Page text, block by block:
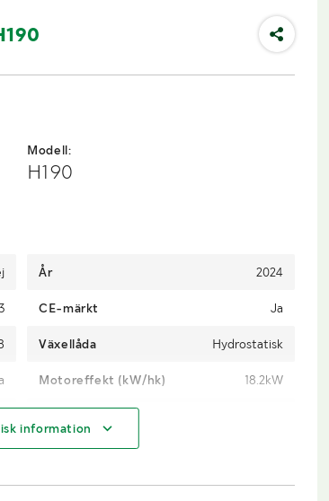
Modell:
H190
År 2024
CE-märkt Ja
Växellåda Hydrostatisk
Motoreffekt (kW/hk) 18.2kW
Däckdimension bak
information